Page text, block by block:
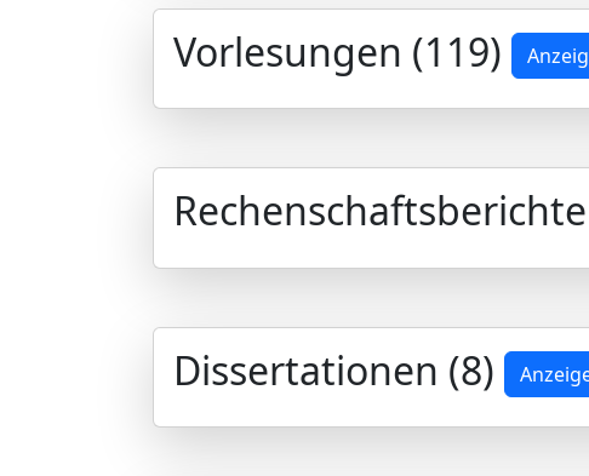
Vorlesungen (119)
Dissertationen (8)